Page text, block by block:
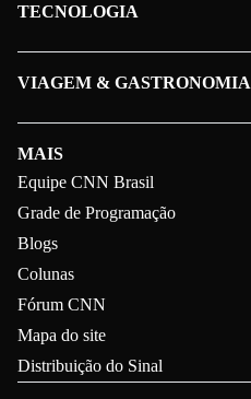
MAIS
Equipe CNN Brasil
Grade de Programação
Blogs
Colunas
Fórum CNN
Mapa do site
Distribuição do Sinal
TECNOLOGIA
VIAGEM & GASTRONOMIA